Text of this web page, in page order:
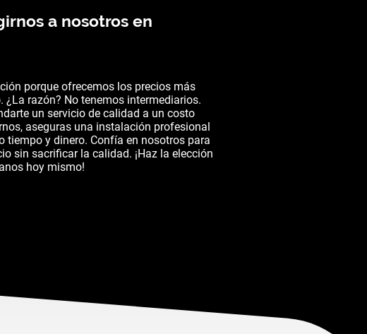
a nosotros en
porque ofrecemos los precios más
¿La razón? No tenemos intermediarios.
un servicio de calidad a un costo
aseguras una instalación profesional
tiempo y dinero. Confía en nosotros para
sin sacrificar la calidad. ¡Haz la elección
hoy mismo!